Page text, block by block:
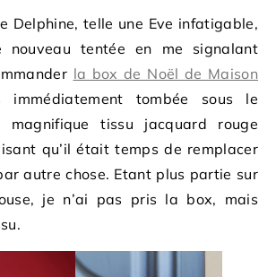
Delphine, telle une Eve infatigable,
nouveau tentée en me signalant
la box de Noël de Maison
immédiatement tombée sous le
tissu jacquard rouge
qu’il était temps de remplacer
autre chose. Etant plus partie sur
je n’ai pas pris la box, mais